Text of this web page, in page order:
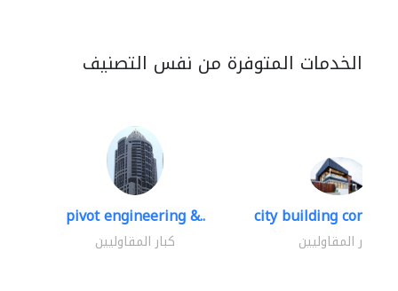
الخدمات المتوفرة من نفس التصنيف
pivot engineering &..
كبار المقاوليين
city building
كبار المقاوليين